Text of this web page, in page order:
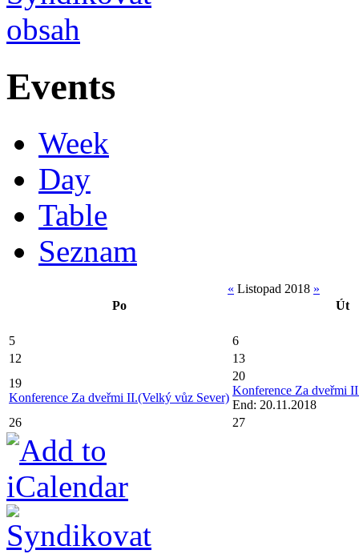
Events
Week
Day
Table
Seznam
« Listopad 2018 »
Po
Út
5
6
12
13
19
Konference Za dveřmi II.(Velký vůz Sever)
20
Konference Za dveřmi
End: 20.11.2018
26
27